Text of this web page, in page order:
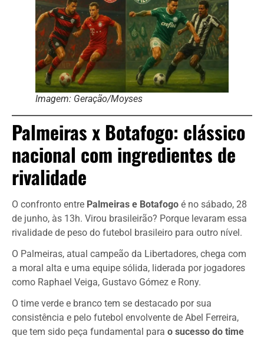
Imagem: Geração/Moyses
Palmeiras x Botafogo: clássico
nacional com ingredientes de
rivalidade
O confronto entre Palmeiras e Botafogo é no sábado, 28
de junho, às 13h. Virou brasileirão? Porque levaram essa
rivalidade de peso do futebol brasileiro para outro nível.
O Palmeiras, atual campeão da Libertadores, chega com
a moral alta e uma equipe sólida, liderada por jogadores
como Raphael Veiga, Gustavo Gómez e Rony.
O time verde e branco tem se destacado por sua
consistência e pelo futebol envolvente de Abel Ferreira,
que tem sido peça fundamental para o sucesso do time